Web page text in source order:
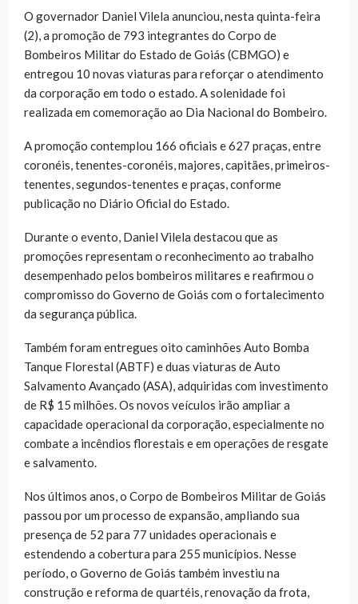
O governador Daniel Vilela anunciou, nesta quinta-feira
(2), a promoção de 793 integrantes do Corpo de
Bombeiros Militar do Estado de Goiás (CBMGO) e
entregou 10 novas viaturas para reforçar o atendimento
da corporação em todo o estado. A solenidade foi
realizada em comemoração ao Dia Nacional do Bombeiro.
A promoção contemplou 166 oficiais e 627 praças, entre
coronéis, tenentes-coronéis, majores, capitães, primeiros-
tenentes, segundos-tenentes e praças, conforme
publicação no Diário Oficial do Estado.
Durante o evento, Daniel Vilela destacou que as
promoções representam o reconhecimento ao trabalho
desempenhado pelos bombeiros militares e reafirmou o
compromisso do Governo de Goiás com o fortalecimento
da segurança pública.
Também foram entregues oito caminhões Auto Bomba
Tanque Florestal (ABTF) e duas viaturas de Auto
Salvamento Avançado (ASA), adquiridas com investimento
de R$ 15 milhões. Os novos veículos irão ampliar a
capacidade operacional da corporação, especialmente no
combate a incêndios florestais e em operações de resgate
e salvamento.
Nos últimos anos, o Corpo de Bombeiros Militar de Goiás
passou por um processo de expansão, ampliando sua
presença de 52 para 77 unidades operacionais e
estendendo a cobertura para 255 municípios. Nesse
período, o Governo de Goiás também investiu na
construção e reforma de quartéis, renovação da frota,